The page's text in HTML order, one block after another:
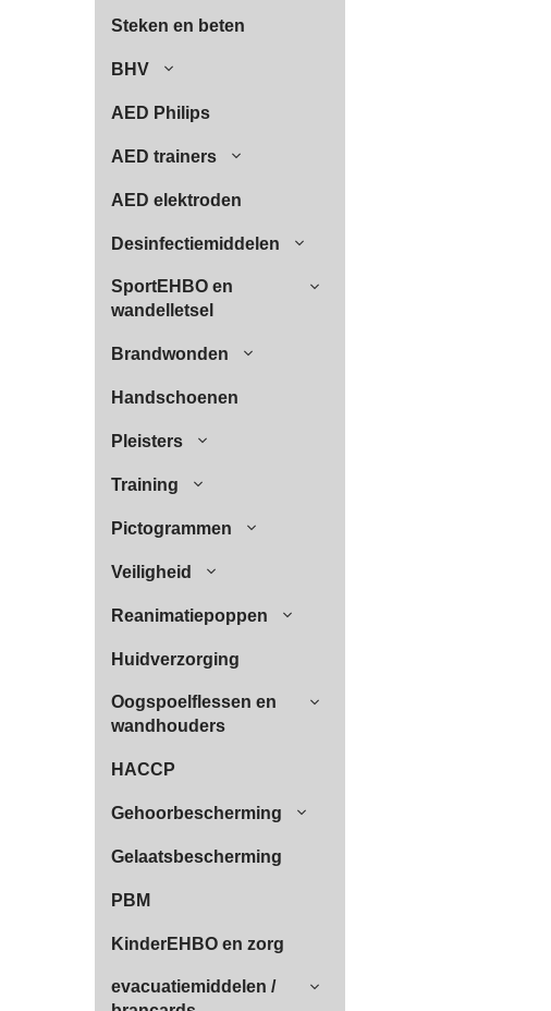
Steken en beten
BHV
AED Philips
AED trainers
AED elektroden
Desinfectiemiddelen
SportEHBO en
wandelletsel
Brandwonden
Handschoenen
Pleisters
Training
Pictogrammen
Veiligheid
Reanimatiepoppen
Huidverzorging
Oogspoelflessen en
wandhouders
HACCP
Gehoorbescherming
Gelaatsbescherming
PBM
KinderEHBO en zorg
evacuatiemiddelen /